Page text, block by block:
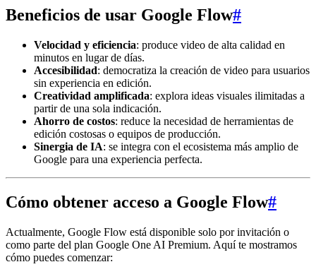
Beneficios de usar Google Flow#
Velocidad y eficiencia: produce video de alta calidad en
minutos en lugar de días.
Accesibilidad: democratiza la creación de video para usuarios
sin experiencia en edición.
Creatividad amplificada: explora ideas visuales ilimitadas a
partir de una sola indicación.
Ahorro de costos: reduce la necesidad de herramientas de
edición costosas o equipos de producción.
Sinergia de IA: se integra con el ecosistema más amplio de
Google para una experiencia perfecta.
Cómo obtener acceso a Google Flow#
Actualmente, Google Flow está disponible solo por invitación o
como parte del plan Google One AI Premium. Aquí te mostramos
cómo puedes comenzar: